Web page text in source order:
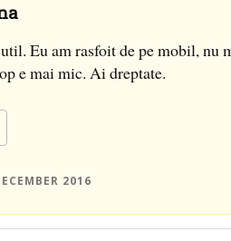
Eu am rasfoit de pe mobil, nu
e mai mic. Ai dreptate.
2016